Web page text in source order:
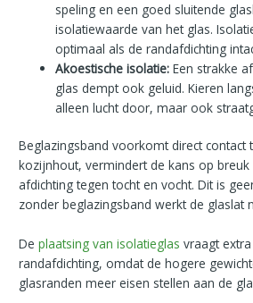
speling en een goed sluitende
isolatiewaarde van het glas.
optimaal als de randafdichting
Akoestische isolatie: Een strakke
glas dempt ook geluid. Kieren
alleen lucht door, maar ook
Beglazingsband voorkomt direct contact
kozijnhout, vermindert de kans op
afdichting tegen tocht en vocht. Dit is
zonder beglazingsband werkt de glaslat
Deplaatsing van isolatieglas vraagt
randafdichting, omdat de hogere
glasranden meer eisen stellen aan de